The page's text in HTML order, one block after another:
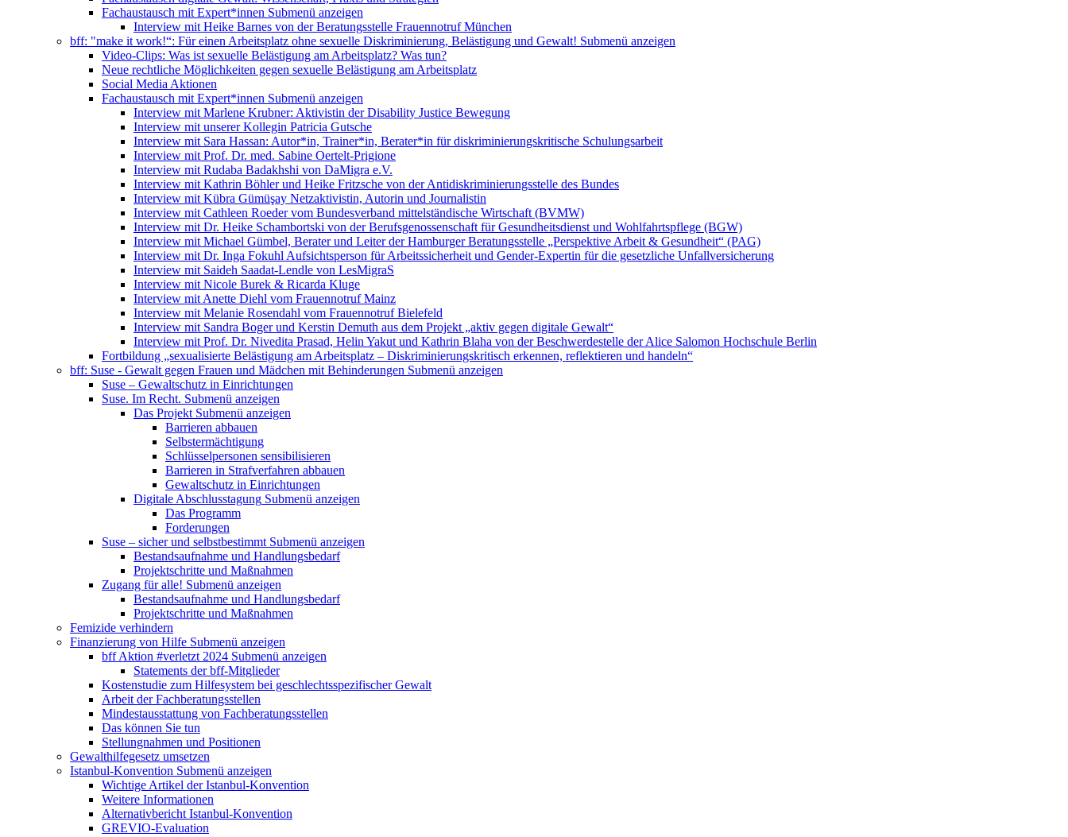
Fachaustausch mit Expert*innen Submenü anzeigen
Interview mit Heike Barnes von der Beratungsstelle Frauennotruf München
bff: "make it work!“: Für einen Arbeitsplatz ohne sexuelle Diskriminierung, Belästigung und Gewalt! Submenü anzeigen
Video-Clips: Was ist sexuelle Belästigung am Arbeitsplatz? Was tun?
Neue rechtliche Möglichkeiten gegen sexuelle Belästigung am Arbeitsplatz
Social Media Aktionen
Fachaustausch mit Expert*innen Submenü anzeigen
Interview mit Marlene Krubner: Aktivistin der Disability Justice Bewegung
Interview mit unserer Kollegin Patricia Gutsche
Interview mit Sara Hassan: Autor*in, Trainer*in, Berater*in für diskriminierungskritische Schulungsarbeit
Interview mit Prof. Dr. med. Sabine Oertelt-Prigione
Interview mit Rudaba Badakhshi von DaMigra e.V.
Interview mit Kathrin Böhler und Heike Fritzsche von der Antidiskriminierungsstelle des Bundes
Interview mit Kübra Gümüşay Netzaktivistin, Autorin und Journalistin
Interview mit Cathleen Roeder vom Bundesverband mittelständische Wirtschaft (BVMW)
Interview mit Dr. Heike Schambortski von der Berufsgenossenschaft für Gesundheitsdienst und Wohlfahrtspflege (BGW)
Interview mit Michael Gümbel, Berater und Leiter der Hamburger Beratungsstelle „Perspektive Arbeit & Gesundheit“ (PAG)
Interview mit Dr. Inga Fokuhl Aufsichtsperson für Arbeitssicherheit und Gender-Expertin für die gesetzliche Unfallversicherung
Interview mit Saideh Saadat-Lendle von LesMigraS
Interview mit Nicole Burek & Ricarda Kluge
Interview mit Anette Diehl vom Frauennotruf Mainz
Interview mit Melanie Rosendahl vom Frauennotruf Bielefeld
Interview mit Sandra Boger und Kerstin Demuth aus dem Projekt „aktiv gegen digitale Gewalt“
Interview mit Prof. Dr. Nivedita Prasad, Helin Yakut und Kathrin Blaha von der Beschwerdestelle der Alice Salomon Hochschule Berlin
Fortbildung „sexualisierte Belästigung am Arbeitsplatz – Diskriminierungskritisch erkennen, reflektieren und handeln“
bff: Suse - Gewalt gegen Frauen und Mädchen mit Behinderungen Submenü anzeigen
Suse – Gewaltschutz in Einrichtungen
Suse. Im Recht. Submenü anzeigen
Das Projekt Submenü anzeigen
Barrieren abbauen
Selbstermächtigung
Schlüsselpersonen sensibilisieren
Barrieren in Strafverfahren abbauen
Gewaltschutz in Einrichtungen
Digitale Abschlusstagung Submenü anzeigen
Das Programm
Forderungen
Suse – sicher und selbstbestimmt Submenü anzeigen
Bestandsaufnahme und Handlungsbedarf
Projektschritte und Maßnahmen
Zugang für alle! Submenü anzeigen
Bestandsaufnahme und Handlungsbedarf
Projektschritte und Maßnahmen
Femizide verhindern
Finanzierung von Hilfe Submenü anzeigen
bff Aktion #verletzt 2024 Submenü anzeigen
Statements der bff-Mitglieder
Kostenstudie zum Hilfesystem bei geschlechtsspezifischer Gewalt
Arbeit der Fachberatungsstellen
Mindestausstattung von Fachberatungsstellen
Das können Sie tun
Stellungnahmen und Positionen
Gewalthilfegesetz umsetzen
Istanbul-Konvention Submenü anzeigen
Wichtige Artikel der Istanbul-Konvention
Weitere Informationen
Alternativbericht Istanbul-Konvention
GREVIO-Evaluation